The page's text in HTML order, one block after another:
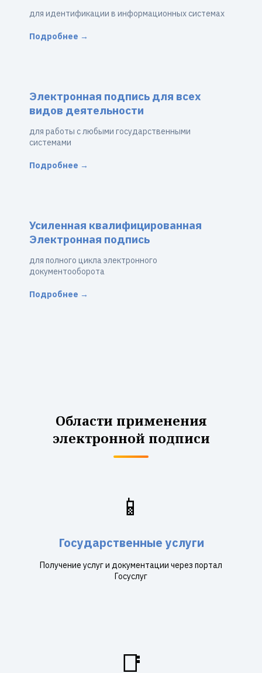
для идентификации в информационных системах
Подробнее →
Электронная подпись для всех
видов деятельности
для работы с любыми государственными
системами
Подробнее →
Усиленная квалифицированная
Электронная подпись
для полного цикла электронного
документооборота
Подробнее →
Области применения
электронной подписи
📱
Государственные услуги
Получение услуг и документации через портал
Госуслуг
📑